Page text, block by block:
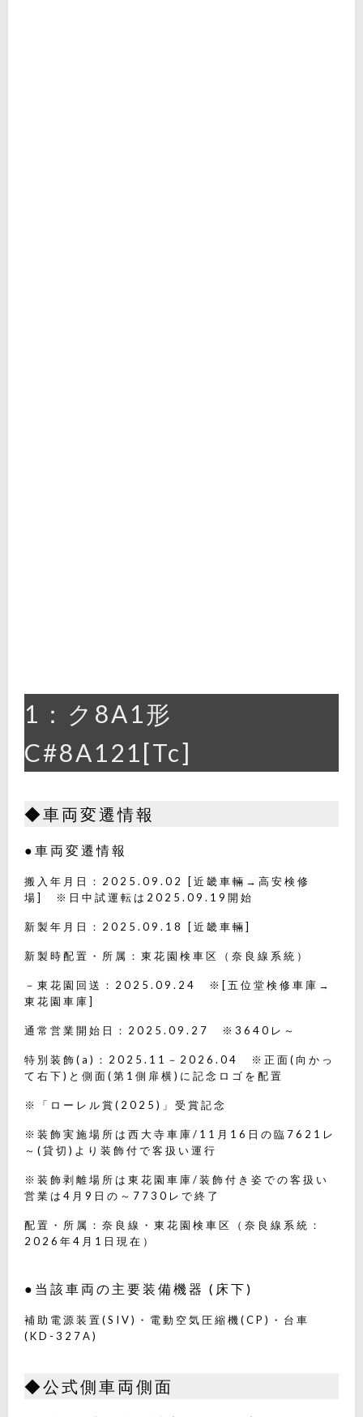
1：ク8A1形
C#8A121[Tc]
◆車両変遷情報
●車両変遷情報
搬入年月日：2025.09.02 [近畿車輛→高安検修
場] ※日中試運転は2025.09.19開始
新製年月日：2025.09.18 [近畿車輛]
新製時配置・所属：東花園検車区（奈良線系統）
－東花園回送：2025.09.24 ※[五位堂検修車庫→
東花園車庫]
通常営業開始日：2025.09.27 ※3640レ～
特別装飾(a)：2025.11－2026.04 ※正面(向かっ
て右下)と側面(第1側扉横)に記念ロゴを配置
※「ローレル賞(2025)」受賞記念
※装飾実施場所は西大寺車庫/11月16日の臨7621レ
～(貸切)より装飾付で客扱い運行
※装飾剥離場所は東花園車庫/装飾付き姿での客扱い
営業は4月9日の～7730レで終了
配置・所属：奈良線・東花園検車区（奈良線系統：
2026年4月1日現在）
●当該車両の主要装備機器 (床下)
補助電源装置(SIV)・電動空気圧縮機(CP)・台車
(KD-327A)
◆公式側車両側面